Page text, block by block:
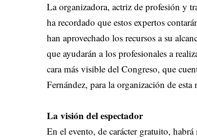
La organizadora, actriz de profesión y
ha recordado que estos expertos
han aprovechado los recursos a su
que ayudarán a los profesionales a
cara más visible del Congreso, que
Fernández, para la organización de esta
La visión del espectador
En el evento, de carácter gratuito,